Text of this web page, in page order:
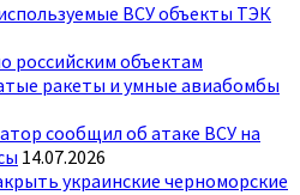
ВСУ объекты ТЭК
российским объектам
ракеты и умные авиабомбы
сообщил об атаке ВСУ на
14.07.2026
украинские черноморские